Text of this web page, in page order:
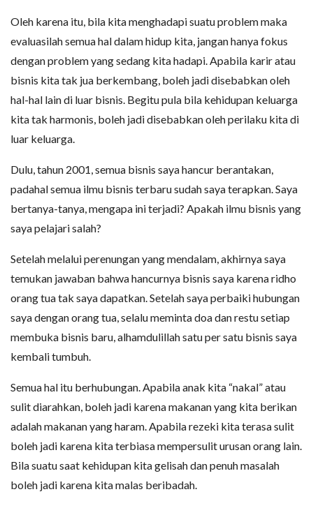
Oleh karena itu, bila kita menghadapi suatu problem maka
evaluasilah semua hal dalam hidup kita, jangan hanya fokus
dengan problem yang sedang kita hadapi. Apabila karir atau
bisnis kita tak jua berkembang, boleh jadi disebabkan oleh
hal-hal lain di luar bisnis. Begitu pula bila kehidupan keluarga
kita tak harmonis, boleh jadi disebabkan oleh perilaku kita di
luar keluarga.
Dulu, tahun 2001, semua bisnis saya hancur berantakan,
padahal semua ilmu bisnis terbaru sudah saya terapkan. Saya
bertanya-tanya, mengapa ini terjadi? Apakah ilmu bisnis yang
saya pelajari salah?
Setelah melalui perenungan yang mendalam, akhirnya saya
temukan jawaban bahwa hancurnya bisnis saya karena ridho
orang tua tak saya dapatkan. Setelah saya perbaiki hubungan
saya dengan orang tua, selalu meminta doa dan restu setiap
membuka bisnis baru, alhamdulillah satu per satu bisnis saya
kembali tumbuh.
Semua hal itu berhubungan. Apabila anak kita “nakal” atau
sulit diarahkan, boleh jadi karena makanan yang kita berikan
adalah makanan yang haram. Apabila rezeki kita terasa sulit
boleh jadi karena kita terbiasa mempersulit urusan orang lain.
Bila suatu saat kehidupan kita gelisah dan penuh masalah
boleh jadi karena kita malas beribadah.